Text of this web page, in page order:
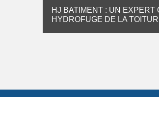
HJ BATIMENT : UN
HYDROFUGE DE LA